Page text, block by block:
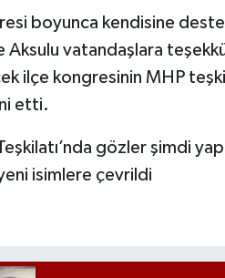
boyunca kendisine
Aksulu vatandaşlara
ilçe kongresinin MHP
etti.
gözler şimdi
isimlere çevrildi